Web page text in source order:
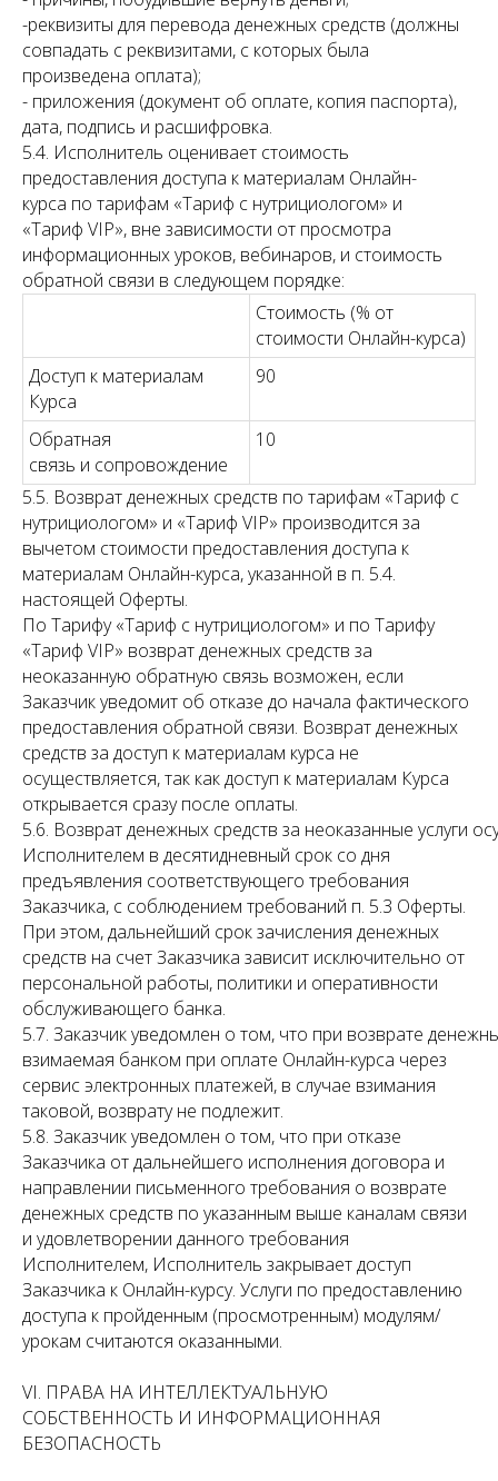
-реквизиты для перевода денежных средств (должны
совпадать с реквизитами, с которых была
произведена оплата);
- приложения (документ об оплате, копия паспорта),
дата, подпись и расшифровка.
5.4. Исполнитель оценивает стоимость
предоставления доступа к материалам Онлайн-
курса по тарифам «Тариф с нутрициологом» и
«Тариф VIP», вне зависимости от просмотра
информационных уроков, вебинаров, и стоимость
обратной связи в следующем порядке:
Стоимость (% от
стоимости Онлайн-курса)
Доступ к материалам
Курса
90
Обратная
связь и сопровождение
10
5.5. Возврат денежных средств по тарифам «Тариф с
нутрициологом» и «Тариф VIP» производится за
вычетом стоимости предоставления доступа к
материалам Онлайн-курса, указанной в п. 5.4.
настоящей Оферты.
По Тарифу «Тариф с нутрициологом» и по Тарифу
«Тариф VIP» возврат денежных средств за
неоказанную обратную связь возможен, если
Заказчик уведомит об отказе до начала фактического
предоставления обратной связи. Возврат денежных
средств за доступ к материалам курса не
осуществляется, так как доступ к материалам Курса
открывается сразу после оплаты.
5.6. Возврат денежных средств за неоказанные услуги
Исполнителем в десятидневный срок со дня
предъявления соответствующего требования
Заказчика, с соблюдением требований п. 5.3 Оферты.
При этом, дальнейший срок зачисления денежных
средств на счет Заказчика зависит исключительно от
персональной работы, политики и оперативности
обслуживающего банка.
5.7. Заказчик уведомлен о том, что при возврате
взимаемая банком при оплате Онлайн-курса через
сервис электронных платежей, в случае взимания
таковой, возврату не подлежит.
5.8. Заказчик уведомлен о том, что при отказе
Заказчика от дальнейшего исполнения договора и
направлении письменного требования о возврате
денежных средств по указанным выше каналам связи
и удовлетворении данного требования
Исполнителем, Исполнитель закрывает доступ
Заказчика к Онлайн-курсу. Услуги по предоставлению
доступа к пройденным (просмотренным) модулям/
урокам считаются оказанными.
VI. ПРАВА НА ИНТЕЛЛЕКТУАЛЬНУЮ
СОБСТВЕННОСТЬ И ИНФОРМАЦИОННАЯ
БЕЗОПАСНОСТЬ